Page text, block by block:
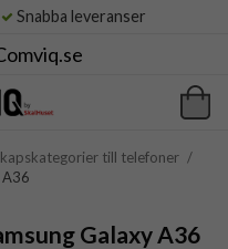
Snabba leveranser
till telefoner /
A36
Galaxy A36